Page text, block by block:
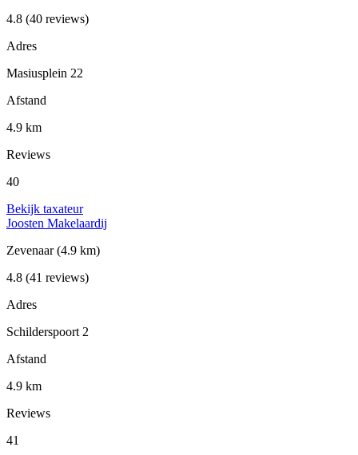
4.8 (40 reviews)
Adres
Masiusplein 22
Afstand
4.9 km
Reviews
40
Bekijk taxateur
Joosten Makelaardij
Zevenaar(4.9 km)
4.8 (41 reviews)
Adres
Schilderspoort 2
Afstand
4.9 km
Reviews
41